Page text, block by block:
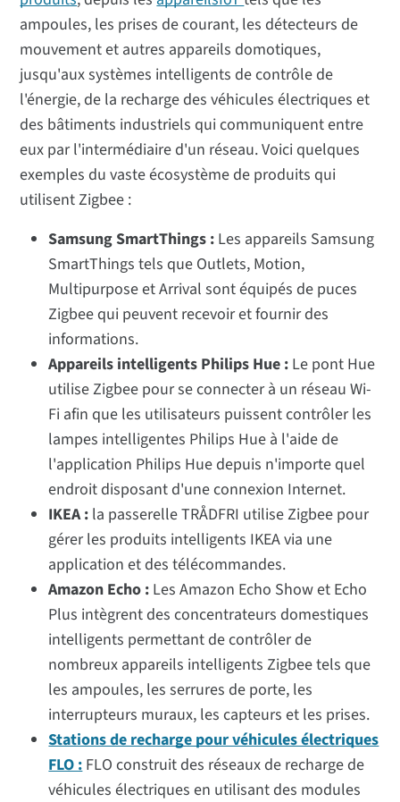
ampoules, les prises de courant, les détecteurs de
mouvement et autres appareils domotiques,
jusqu'aux systèmes intelligents de contrôle de
l'énergie, de la recharge des véhicules électriques et
des bâtiments industriels qui communiquent entre
eux par l'intermédiaire d'un réseau. Voici quelques
exemples du vaste écosystème de produits qui
utilisent Zigbee :
Samsung SmartThings : Les appareils Samsung
SmartThings tels que Outlets, Motion,
Multipurpose et Arrival sont équipés de puces
Zigbee qui peuvent recevoir et fournir des
informations.
Appareils intelligents Philips Hue : Le pont Hue
utilise Zigbee pour se connecter à un réseau Wi-
Fi afin que les utilisateurs puissent contrôler les
lampes intelligentes Philips Hue à l'aide de
l'application Philips Hue depuis n'importe quel
endroit disposant d'une connexion Internet.
IKEA : la passerelle TRÅDFRI utilise Zigbee pour
gérer les produits intelligents IKEA via une
application et des télécommandes.
Amazon Echo : Les Amazon Echo Show et Echo
Plus intègrent des concentrateurs domestiques
intelligents permettant de contrôler de
nombreux appareils intelligents Zigbee tels que
les ampoules, les serrures de porte, les
interrupteurs muraux, les capteurs et les prises.
Stations de recharge pour véhicules électriques
FLO : FLO construit des réseaux de recharge de
véhicules électriques en utilisant des modules